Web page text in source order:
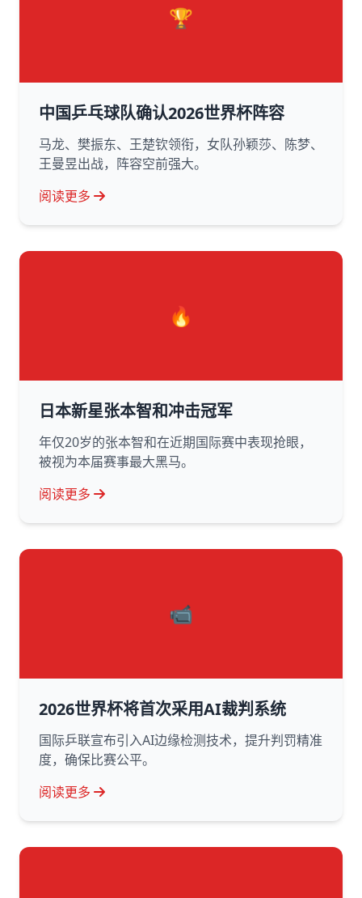
🏆
中国乒乓球队确认2026世界杯阵容
马龙、樊振东、王楚钦领衔，女队孙颖莎、陈梦、
王曼昱出战，阵容空前强大。
阅读更多
🔥
日本新星张本智和冲击冠军
年仅20岁的张本智和在近期国际赛中表现抢眼，
被视为本届赛事最大黑马。
阅读更多
📹
2026世界杯将首次采用AI裁判系统
国际乒联宣布引入AI边缘检测技术，提升判罚精准
度，确保比赛公平。
阅读更多